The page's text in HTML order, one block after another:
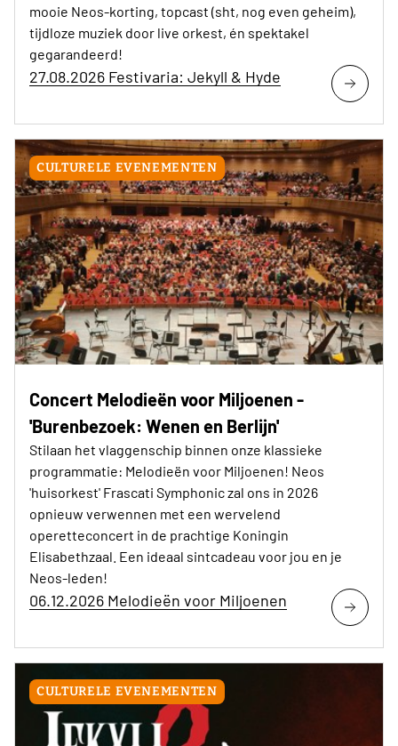
mooie Neos-korting, topcast (sht, nog even geheim),
tijdloze muziek door live orkest, én spektakel
gegarandeerd!
27.08.2026 Festivaria: Jekyll & Hyde
CULTURELE EVENEMENTEN
Concert Melodieën voor Miljoenen -
'Burenbezoek: Wenen en Berlijn'
Stilaan het vlaggenschip binnen onze klassieke
programmatie: Melodieën voor Miljoenen! Neos
'huisorkest' Frascati Symphonic zal ons in 2026
opnieuw verwennen met een wervelend
operetteconcert in de prachtige Koningin
Elisabethzaal. Een ideaal sintcadeau voor jou en je
Neos-leden!
06.12.2026 Melodieën voor Miljoenen
CULTURELE EVENEMENTEN